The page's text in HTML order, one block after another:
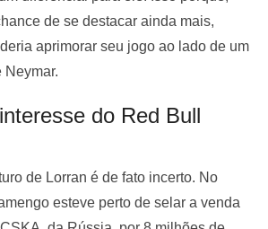
de se destacar ainda mais,
aprimorar seu jogo ao lado de um
Neymar.
do Red Bull
de Lorran é de fato incerto. No
esteve perto de selar a venda